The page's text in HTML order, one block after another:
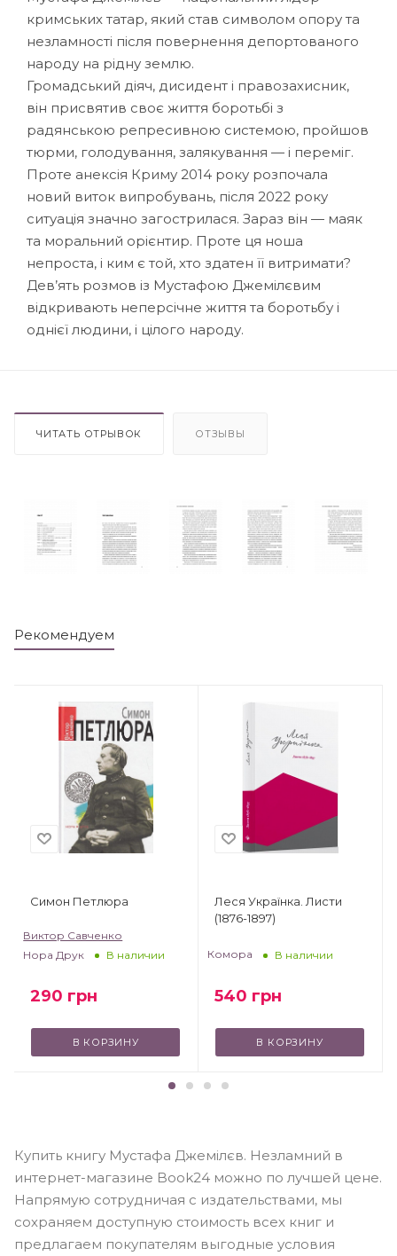
кримських татар, який став символом опору та
незламності після повернення депортованого
народу на рідну землю.
Громадський діяч, дисидент і правозахисник,
він присвятив своє життя боротьбі з
радянською репресивною системою, пройшов
тюрми, голодування, залякування — і переміг.
Проте анексія Криму 2014 року розпочала
новий виток випробувань, після 2022 року
ситуація значно загострилася. Зараз він — маяк
та моральний орієнтир. Проте ця ноша
непроста, і ким є той, хто здатен її витримати?
Дев’ять розмов із Мустафою Джемілєвим
відкривають неперсічне життя та боротьбу і
однієї людини, і цілого народу.
ЧИТАТЬ ОТРЫВОК ОТЗЫВЫ
Рекомендуем
Симон Петлюра
Виктор Савченко
Нора Друк
В наличии
290 грн
В КОРЗИНУ
Леся Українка. Листи
(1876-1897)
Комора В наличии
540 грн
В КОРЗИНУ
Купить книгу Мустафа Джемілєв. Незламний в
интернет-магазине Book24 можно по лучшей цене.
Напрямую сотрудничая с издательствами, мы
сохраняем доступную стоимость всех книг и
предлагаем покупателям выгодные условия